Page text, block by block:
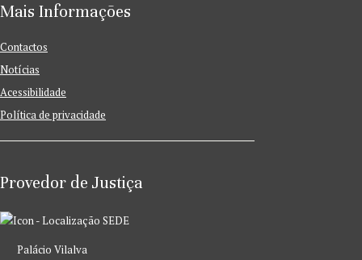
Mais Informações
Contactos
Notícias
Acessibilidade
Política de privacidade
Provedor de Justiça
SEDE
Palácio Vilalva